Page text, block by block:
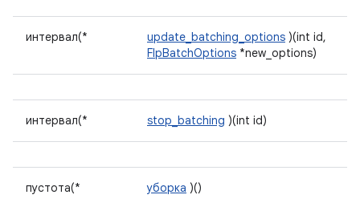
интервал(* update_batching_options )(int id,
FlpBatchOptions *new_options)
интервал(* stop_batching )(int id)
пустота(* уборка )()